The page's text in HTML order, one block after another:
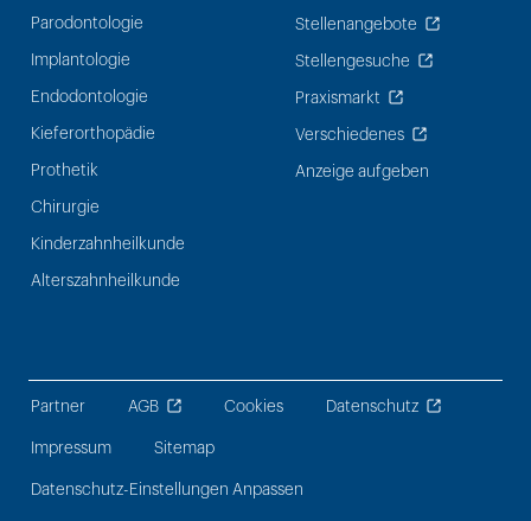
Parodontologie
Implantologie
Endodontologie
Kieferorthopädie
Prothetik
Chirurgie
Kinderzahnheilkunde
Alterszahnheilkunde
Stellenangebote
Stellengesuche
Praxismarkt
Verschiedenes
Anzeige aufgeben
Partner AGB Cookies Datenschutz
Impressum Sitemap
Datenschutz-Einstellungen Anpassen